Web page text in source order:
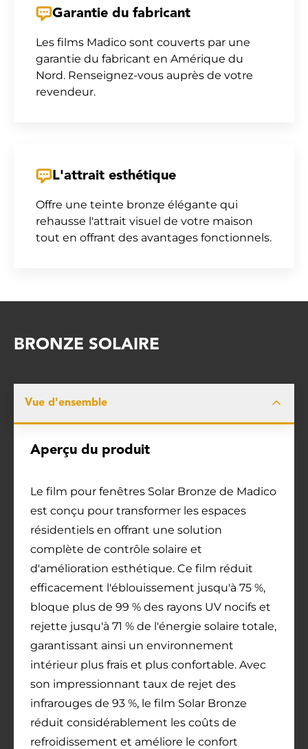
Garantie du fabricant
Les films Madico sont couverts par une
garantie du fabricant en Amérique du
Nord. Renseignez-vous auprès de votre
revendeur.
L'attrait esthétique
Offre une teinte bronze élégante qui
rehausse l'attrait visuel de votre maison
tout en offrant des avantages fonctionnels.
BRONZE SOLAIRE
Vue d'ensemble
Aperçu du produit
Le film pour fenêtres Solar Bronze de Madico
est conçu pour transformer les espaces
résidentiels en offrant une solution
complète de contrôle solaire et
d'amélioration esthétique. Ce film réduit
efficacement l'éblouissement jusqu'à 75 %,
bloque plus de 99 % des rayons UV nocifs et
rejette jusqu'à 71 % de l'énergie solaire totale,
garantissant ainsi un environnement
intérieur plus frais et plus confortable. Avec
son impressionnant taux de rejet des
infrarouges de 93 %, le film Solar Bronze
réduit considérablement les coûts de
refroidissement et améliore le confort